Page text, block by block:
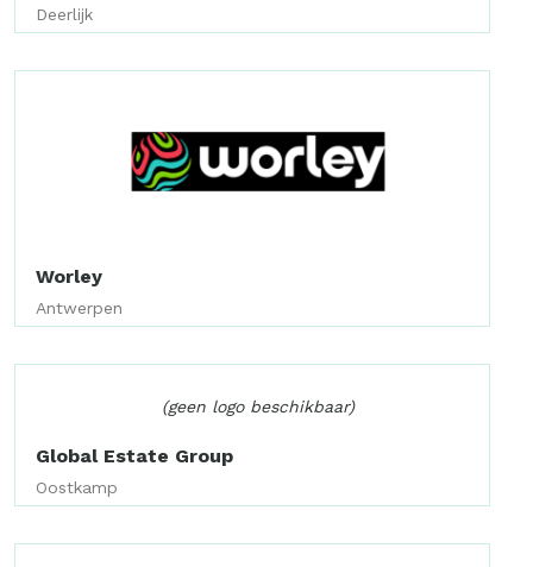
Deerlijk
Worley
Antwerpen
(geen logo beschikbaar)
Global Estate Group
Oostkamp